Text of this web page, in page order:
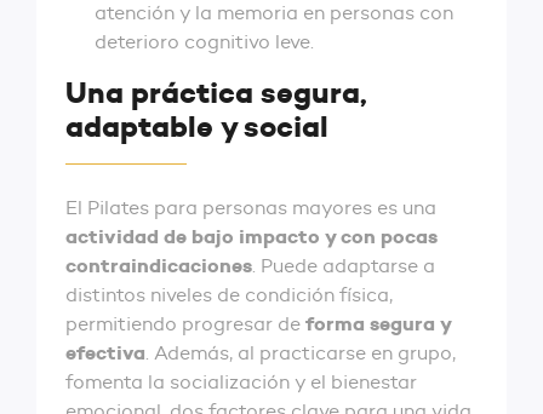
atención y la memoria en personas con
deterioro cognitivo leve.
‌Una práctica segura,
adaptable y social
El Pilates para personas mayores es una
actividad de bajo impacto y con pocas
contraindicaciones. Puede adaptarse a
distintos niveles de condición física,
permitiendo progresar de forma segura y
efectiva. Además, al practicarse en grupo,
fomenta la socialización y el bienestar